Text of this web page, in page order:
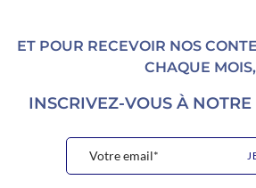
ET POUR RECEVOIR NOS
CHAQUE MOIS,
INSCRIVEZ-VOUS À